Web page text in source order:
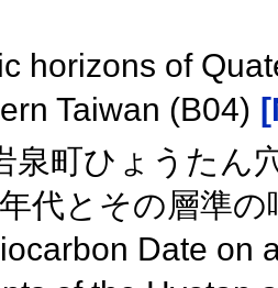
horizons of
Taiwan (B04)
泉町ひょうたん
代とその層準
Date on